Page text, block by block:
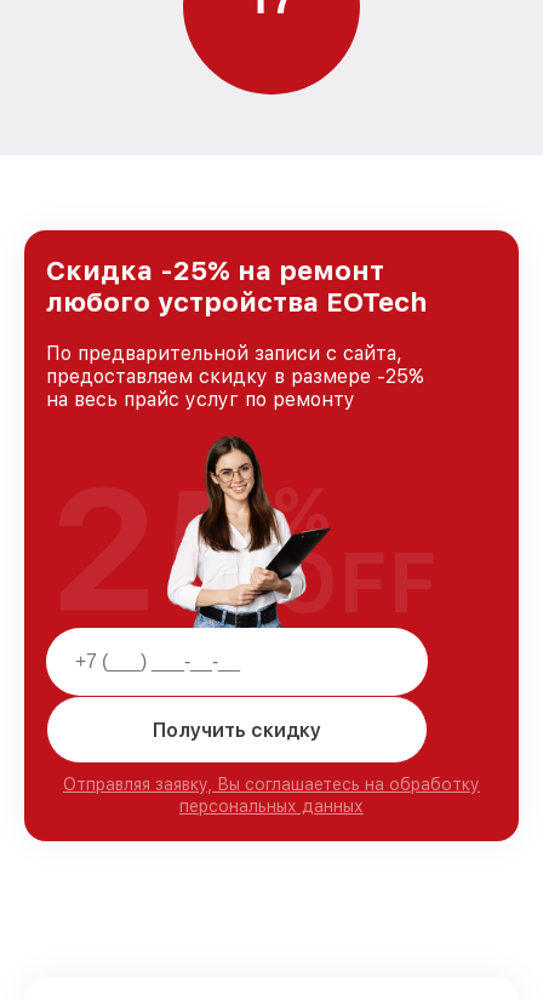
Скидка -25% на ремонт
любого устройства EOTech
По предварительной записи с сайта,
предоставляем скидку в размере -25%
на весь прайс услуг по ремонту
Получить скидку
Отправляя заявку, Вы соглашаетесь на обработку
персональных данных
25%
OFF